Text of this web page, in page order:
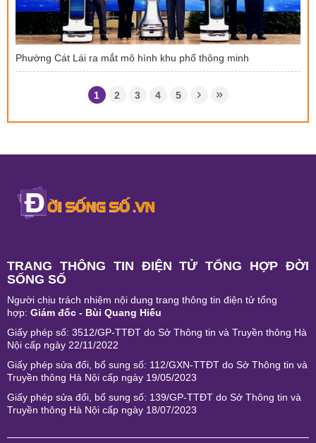
Phường Cát Lái ra mắt mô hình khu phố thông minh
1 2 3 4 5
TRANG THÔNG TIN ĐIỆN TỬ TỔNG HỢP ĐỜI
SỐNG SỐ
Người chịu trách nhiệm nội dung trang thông tin điện tử tổng
hợp: Giám đốc - Bùi Quang Hiếu
Giấy phép số: 3512/GP-TTĐT do Sở Thông tin và Truyền thông Hà
Nội cấp ngày 22/11/2022
Giấy phép sửa đổi, bổ sung số: 112/GXN-TTĐT do Sở Thông tin và
Truyền thông Hà Nội cấp ngày 19/05/2023
Giấy phép sửa đổi, bổ sung số: 139/GP-TTĐT do Sở Thông tin và
Truyền thông Hà Nội cấp ngày 18/07/2023